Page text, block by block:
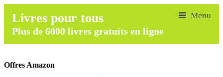
Livres pour tous
Plus de 6000 livres gratuits en ligne
Offres Amazon